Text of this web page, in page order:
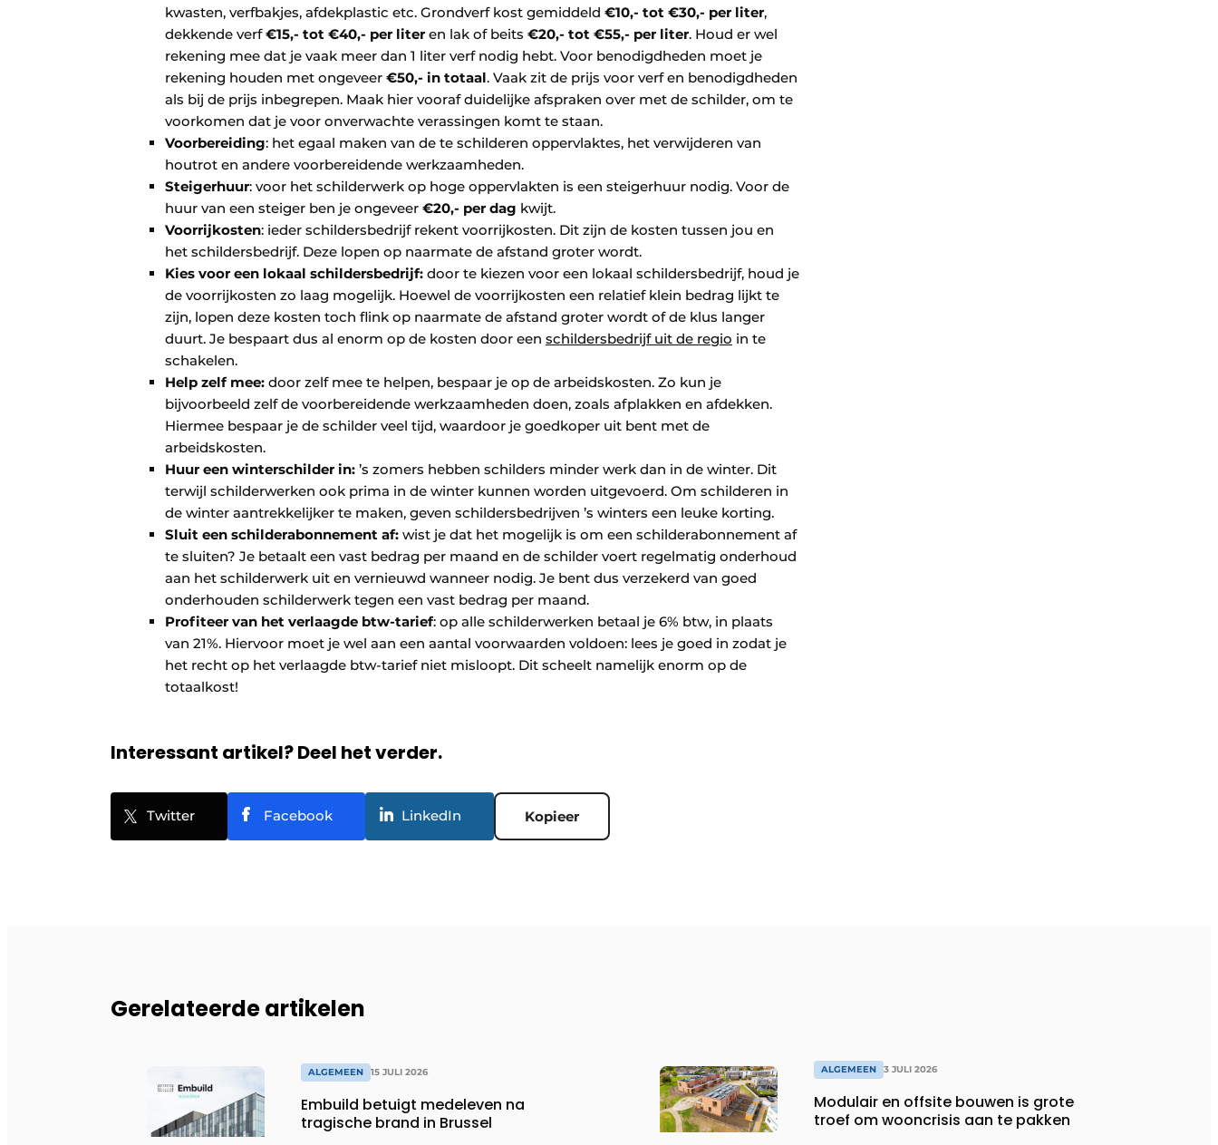
kwasten, verfbakjes, afdekplastic etc. Grondverf kost gemiddeld €10,- tot €30,- per liter,
dekkende verf€15,- tot €40,- per liter en lak of beits €20,- tot €55,- per liter. Houd er wel
rekening mee dat je vaak meer dan 1 liter verf nodig hebt. Voor benodigdheden moet je
rekening houden met ongeveer €50,- in totaal. Vaak zit de prijs voor verf en benodigdheden
als bij de prijs inbegrepen. Maak hier vooraf duidelijke afspraken over met de schilder, om te
voorkomen dat je voor onverwachte verassingen komt te staan.
Voorbereiding: het egaal maken van de te schilderen oppervlaktes, het verwijderen van
houtrot en andere voorbereidende werkzaamheden.
Steigerhuur: voor het schilderwerk op hoge oppervlakten is een steigerhuur nodig. Voor de
huur van een steiger ben je ongeveer €20,- per dag kwijt.
Voorrijkosten: ieder schildersbedrijf rekent voorrijkosten. Dit zijn de kosten tussen jou en
het schildersbedrijf. Deze lopen op naarmate de afstand groter wordt.
Kies voor een lokaal schildersbedrijf: door te kiezen voor een lokaal schildersbedrijf, houd je
de voorrijkosten zo laag mogelijk. Hoewel de voorrijkosten een relatief klein bedrag lijkt te
zijn, lopen deze kosten toch flink op naarmate de afstand groter wordt of de klus langer
duurt. Je bespaart dus al enorm op de kosten door een schildersbedrijf uit de regio in te
schakelen.
Help zelf mee: door zelf mee te helpen, bespaar je op de arbeidskosten. Zo kun je
bijvoorbeeld zelf de voorbereidende werkzaamheden doen, zoals afplakken en afdekken.
Hiermee bespaar je de schilder veel tijd, waardoor je goedkoper uit bent met de
arbeidskosten.
Huur een winterschilder in: ’s zomers hebben schilders minder werk dan in de winter. Dit
terwijl schilderwerken ook prima in de winter kunnen worden uitgevoerd. Om schilderen in
de winter aantrekkelijker te maken, geven schildersbedrijven ’s winters een leuke korting.
Sluit een schilderabonnement af: wist je dat het mogelijk is om een schilderabonnement af
te sluiten? Je betaalt een vast bedrag per maand en de schilder voert regelmatig onderhoud
aan het schilderwerk uit en vernieuwd wanneer nodig. Je bent dus verzekerd van goed
onderhouden schilderwerk tegen een vast bedrag per maand.
Profiteer van het verlaagde btw-tarief: op alle schilderwerken betaal je 6% btw, in plaats
van 21%. Hiervoor moet je wel aan een aantal voorwaarden voldoen: lees je goed in zodat je
het recht op het verlaagde btw-tarief niet misloopt. Dit scheelt namelijk enorm op de
totaalkost!
Interessant artikel? Deel het verder.
Twitter Facebook LinkedIn Kopieer
Gerelateerde artikelen
ALGEMEEN 15 JULI 2026
Embuild betuigt medeleven na
tragische brand in Brussel
ALGEMEEN 3 JULI 2026
Modulair en offsite bouwen is grote
troef om wooncrisis aan te pakken